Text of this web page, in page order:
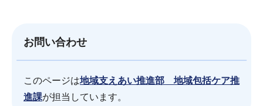
お問い合わせ
このページは地域支えあい推進部 地域包括ケア推
進課が担当しています。